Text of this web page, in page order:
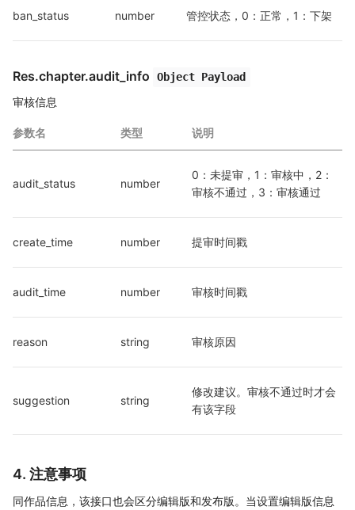
ban_status number 管控状态，0：正常，1：下架
Res.chapter.audit_info Object Payload
审核信息
参数名 类型 说明
number
0：未提审，1：审核中，2：
number 提审时间戳
number 审核时间戳
string 审核原因
string
修改建议。审核不通过时才会
有该字段
4. 注意事项
同作品信息，该接口也会区分编辑版和发布版。当设置编辑版信息